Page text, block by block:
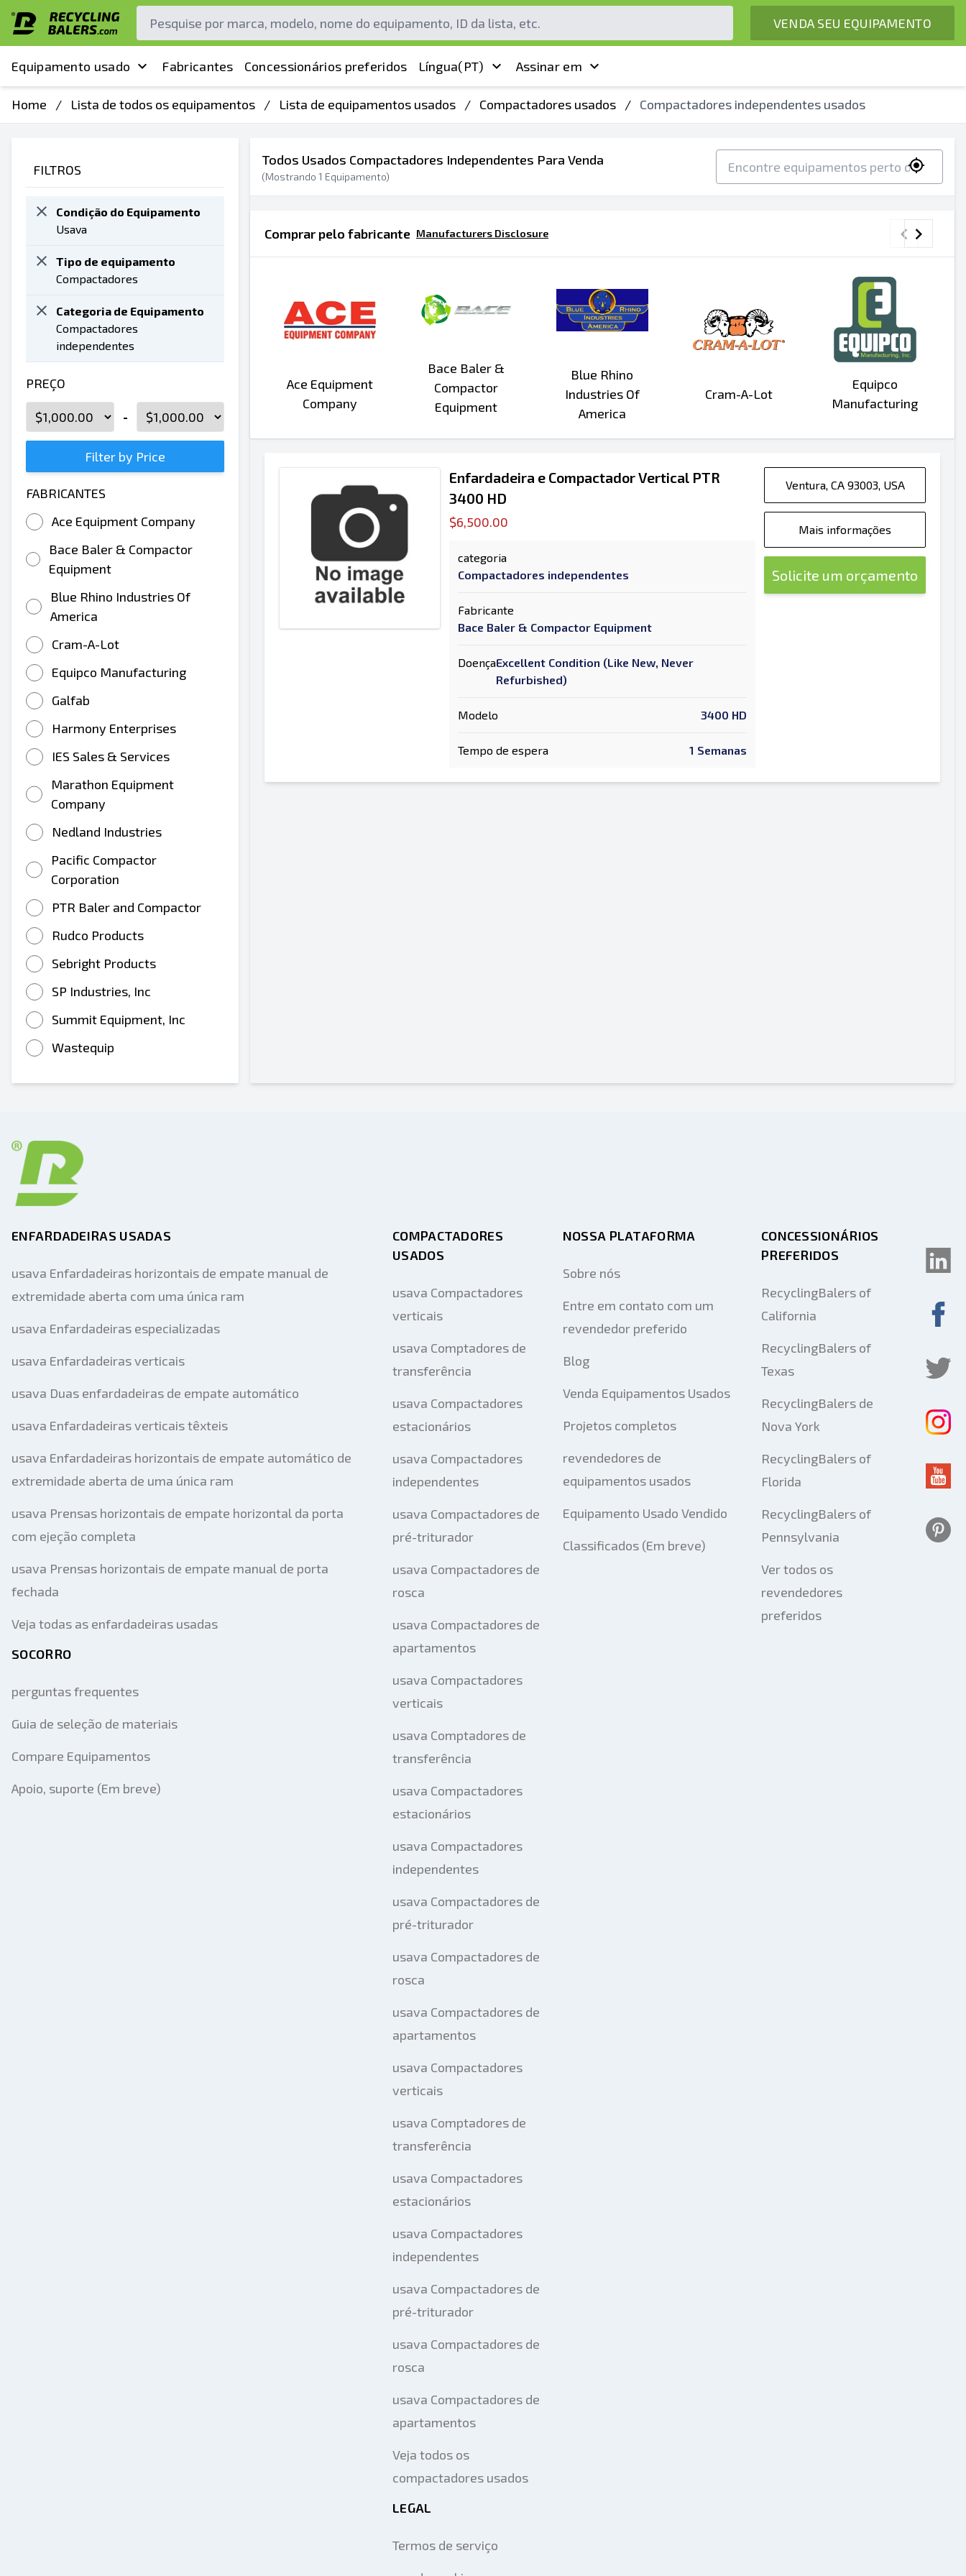
VENDA SEU EQUIPAMENTO
Equipamento usado Fabricantes Concessionários preferidos Língua(PT) Assinar em
Home / Lista de todos os equipamentos / Lista de equipamentos usados / Compactadores usados / Compactadores independentes usados
FILTROS
Condição do Equipamento
Usava
Tipo de equipamento
Compactadores
Categoria de Equipamento
Compactadores
independentes
PREÇO
-
Filter by Price
FABRICANTES
Ace Equipment Company
Bace Baler & Compactor
Equipment
Blue Rhino Industries Of
America
Cram-A-Lot
Equipco Manufacturing
Galfab
Harmony Enterprises
IES Sales & Services
Marathon Equipment
Company
Nedland Industries
Pacific Compactor
Corporation
PTR Baler and Compactor
Rudco Products
Sebright Products
SP Industries, Inc
Summit Equipment, Inc
Wastequip
Todos Usados Compactadores Independentes Para Venda
(Mostrando 1 Equipamento)
Comprar pelo fabricante Manufacturers Disclosure
Ace Equipment
Company
Bace Baler &
Compactor
Equipment
Blue Rhino
Industries Of
America
Cram-A-Lot
Equipco
Manufacturing
Enfardadeira e Compactador Vertical PTR
3400 HD
$6,500.00
categoria
Compactadores independentes
Fabricante
Bace Baler & Compactor Equipment
DoençaExcellent Condition (Like New, Never
Refurbished)
Modelo 3400 HD
Tempo de espera 1 Semanas
Ventura, CA 93003, USA
Mais informações
Solicite um orçamento
ENFARDADEIRAS USADAS
usava Enfardadeiras horizontais de empate manual de
extremidade aberta com uma única ram
usava Enfardadeiras especializadas
usava Enfardadeiras verticais
usava Duas enfardadeiras de empate automático
usava Enfardadeiras verticais têxteis
usava Enfardadeiras horizontais de empate automático de
extremidade aberta de uma única ram
usava Prensas horizontais de empate horizontal da porta
com ejeção completa
usava Prensas horizontais de empate manual de porta
fechada
Veja todas as enfardadeiras usadas
SOCORRO
perguntas frequentes
Guia de seleção de materiais
Compare Equipamentos
Apoio, suporte (Em breve)
COMPACTADORES
USADOS
usava Compactadores
verticais
usava Comptadores de
transferência
usava Compactadores
estacionários
usava Compactadores
independentes
usava Compactadores de
pré-triturador
usava Compactadores de
rosca
usava Compactadores de
apartamentos
usava Compactadores
verticais
usava Comptadores de
transferência
usava Compactadores
estacionários
usava Compactadores
independentes
usava Compactadores de
pré-triturador
usava Compactadores de
rosca
usava Compactadores de
apartamentos
usava Compactadores
verticais
usava Comptadores de
transferência
usava Compactadores
estacionários
usava Compactadores
independentes
usava Compactadores de
pré-triturador
usava Compactadores de
rosca
usava Compactadores de
apartamentos
Veja todos os
compactadores usados
LEGAL
Termos de serviço
NOSSA PLATAFORMA
Sobre nós
Entre em contato com um
revendedor preferido
Blog
Venda Equipamentos Usados
Projetos completos
revendedores de
equipamentos usados
Equipamento Usado Vendido
Classificados (Em breve)
CONCESSIONÁRIOS
PREFERIDOS
RecyclingBalers of
California
RecyclingBalers of
Texas
RecyclingBalers de
Nova York
RecyclingBalers of
Florida
RecyclingBalers of
Pennsylvania
Ver todos os
revendedores
preferidos